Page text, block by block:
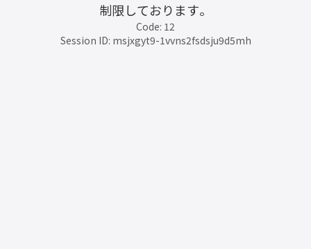
制限しております。
Code: 12
Session ID: msjxgyt9-1vvns2fsdsju9d5mh